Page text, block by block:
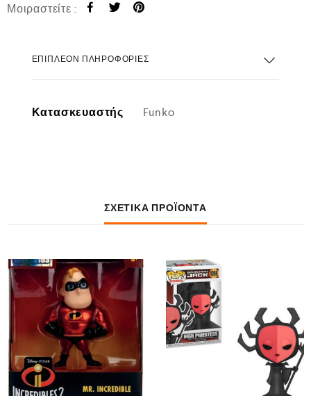
Μοιραστείτε :
ΕΠΙΠΛΈΟΝ ΠΛΗΡΟΦΟΡΊΕΣ
Κατασκευαστής Funko
ΣΧΕΤΙΚΆ ΠΡΟΪΌΝΤΑ